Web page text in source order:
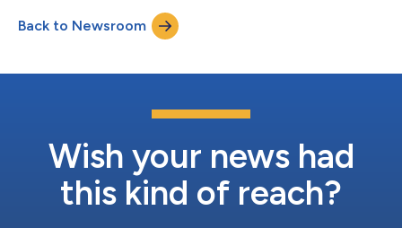
Back to Newsroom
Wish your news had
this kind of reach?